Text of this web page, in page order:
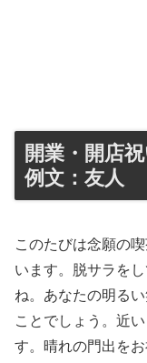
開業・開店
例文：友人
このたびは念願の
います。脱サラを
ね。あなたの明る
ことでしょう。近
す。晴れの門出を